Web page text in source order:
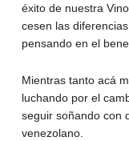
éxito de nuestra
cesen las
pensando en el
Mientras tanto acá
luchando por el
seguir soñando con
venezolano.